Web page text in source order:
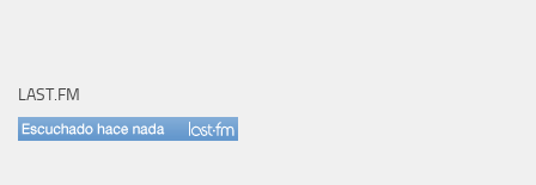
LAST.FM